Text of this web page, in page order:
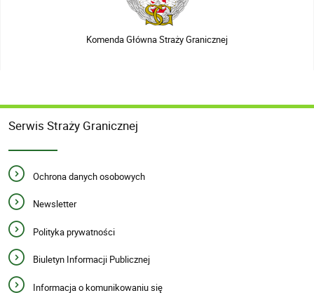
Komenda Główna Straży Granicznej
Serwis Straży Granicznej
Ochrona danych osobowych
Newsletter
Polityka prywatności
Biuletyn Informacji Publicznej
Informacja o komunikowaniu się